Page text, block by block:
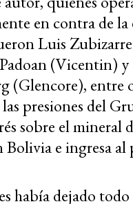
en contra de la
Luis
(Vicentin) y
(Glencore), entre
presiones del
sobre el mineral
Bolivia e ingresa al
había dejado